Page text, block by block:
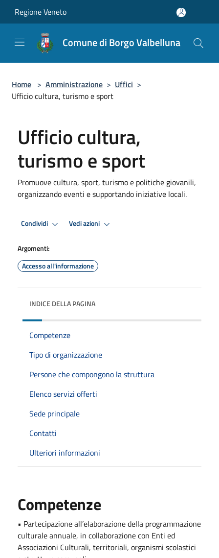
Regione Veneto
Comune di Borgo Valbelluna
Home > Amministrazione > Uffici >
Ufficio cultura, turismo e sport
Ufficio cultura,
turismo e sport
Promuove cultura, sport, turismo e politiche giovanili,
organizzando eventi e supportando iniziative locali.
Condividi Vedi azioni
Argomenti:
Accesso all'informazione
INDICE DELLA PAGINA
Competenze
Tipo di organizzazione
Persone che compongono la struttura
Elenco servizi offerti
Sede principale
Contatti
Ulteriori informazioni
Competenze
• Partecipazione all’elaborazione della programmazione
culturale annuale, in collaborazione con Enti ed
Associazioni Culturali, territoriali, organismi scolastici